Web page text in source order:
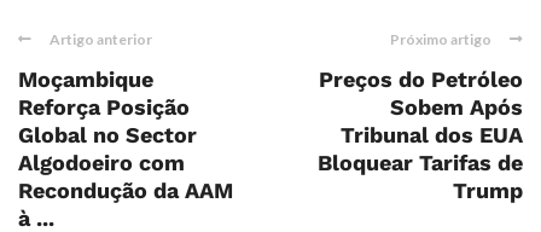
Artigo anterior
Moçambique
Reforça Posição
Global no Sector
Algodoeiro com
Recondução da AAM
à ...
Próximo artigo
Preços do Petróleo
Sobem Após
Tribunal dos EUA
Bloquear Tarifas de
Trump